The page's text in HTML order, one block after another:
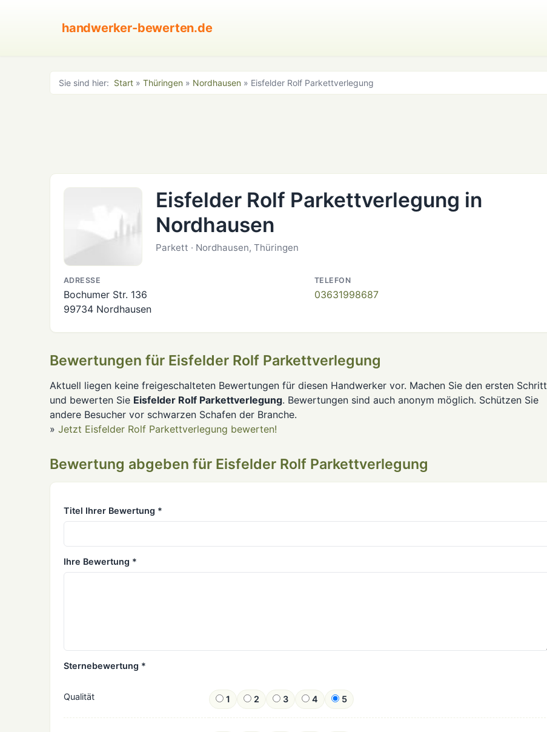
handwerker-bewerten.de
Sie sind hier: Start » Thüringen » Nordhausen » Eisfelder Rolf Parkettverlegung
Eisfelder Rolf Parkettverlegung in
Nordhausen
Parkett · Nordhausen, Thüringen
ADRESSE
Bochumer Str. 136
99734 Nordhausen
TELEFON
03631998687
Bewertungen für Eisfelder Rolf Parkettverlegung
Aktuell liegen keine freigeschalteten Bewertungen für diesen Handwerker vor. Machen Sie den ersten Schritt
und bewerten Sie Eisfelder Rolf Parkettverlegung. Bewertungen sind auch anonym möglich. Schützen Sie
andere Besucher vor schwarzen Schafen der Branche.
» Jetzt Eisfelder Rolf Parkettverlegung bewerten!
Bewertung abgeben für Eisfelder Rolf Parkettverlegung
Titel Ihrer Bewertung *
Ihre Bewertung *
Sternebewertung *
Qualität 1 2 3 4 5